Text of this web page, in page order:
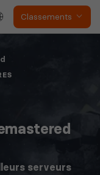
Classements
serveurs